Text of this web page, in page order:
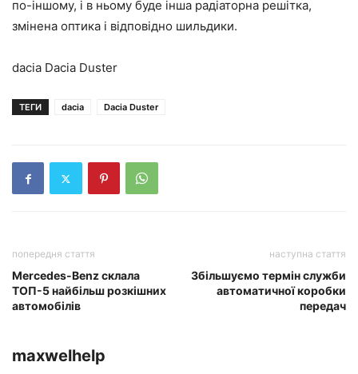
по-іншому, і в ньому буде інша радіаторна решітка,
змінена оптика і відповідно шильдики.
dacia Dacia Duster
ТЕГИ dacia Dacia Duster
попередня стаття
Mercedes-Benz склала
ТОП-5 найбільш розкішних
автомобілів
наступна стаття
Збільшуємо термін служби
автоматичної коробки
передач
maxwelhelp